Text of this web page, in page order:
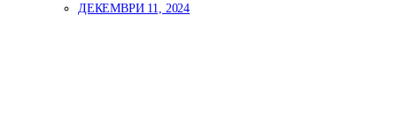
ДЕКЕМВРИ 11, 2024